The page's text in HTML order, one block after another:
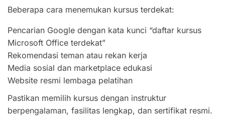
Beberapa cara menemukan kursus terdekat:
Pencarian Google dengan kata kunci “daftar kursus
Microsoft Office terdekat”
Rekomendasi teman atau rekan kerja
Media sosial dan marketplace edukasi
Website resmi lembaga pelatihan
Pastikan memilih kursus dengan instruktur
berpengalaman, fasilitas lengkap, dan sertifikat resmi.